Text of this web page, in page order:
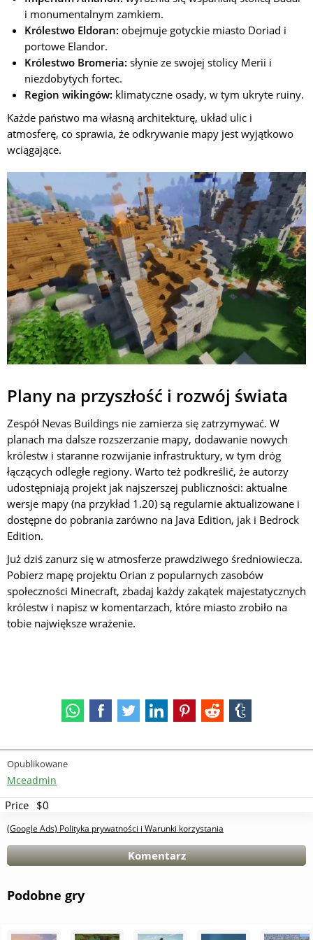
i monumentalnym zamkiem.
Królestwo Eldoran: obejmuje gotyckie miasto Doriad i
portowe Elandor.
Królestwo Bromeria: słynie ze swojej stolicy Merii i
niezdobytych fortec.
Region wikingów: klimatyczne osady, w tym ukryte ruiny.
Każde państwo ma własną architekturę, układ ulic i
atmosferę, co sprawia, że odkrywanie mapy jest wyjątkowo
wciągające.
Plany na przyszłość i rozwój świata
Zespół Nevas Buildings nie zamierza się zatrzymywać. W
planach ma dalsze rozszerzanie mapy, dodawanie nowych
królestw i staranne rozwijanie infrastruktury, w tym dróg
łączących odległe regiony. Warto też podkreślić, że autorzy
udostępniają projekt jak najszerszej publiczności: aktualne
wersje mapy (na przykład 1.20) są regularnie aktualizowane i
dostępne do pobrania zarówno na Java Edition, jak i Bedrock
Edition.
Już dziś zanurz się w atmosferze prawdziwego średniowiecza.
Pobierz mapę projektu Orian z popularnych zasobów
społeczności Minecraft, zbadaj każdy zakątek majestatycznych
królestw i napisz w komentarzach, które miasto zrobiło na
tobie największe wrażenie.
Opublikowane
Mceadmin
Price $0
(Google Ads) Polityka prywatności i Warunki korzystania
Komentarz
Podobne gry